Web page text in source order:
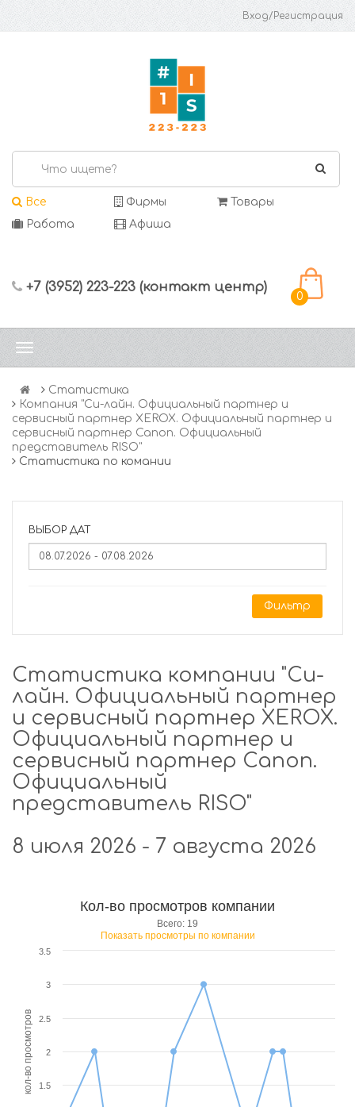
Вход/Регистрация
Все Фирмы
Товары
Работа
Афиша
+7 (3952) 223-223 (контакт центр)
0
Статистика
Компания "Си-лайн. Официальный партнер и
сервисный партнер XEROX. Официальный партнер и
сервисный партнер Canon. Официальный
представитель RISO"
Статистика по комании
ВЫБОР ДАТ
Фильтр
Статистика компании "Си-
лайн. Официальный партнер
и сервисный партнер XEROX.
Официальный партнер и
сервисный партнер Canon.
Официальный
представитель RISO"
8 июля 2026 - 7 августа 2026
кол-во просмотров
Кол-во просмотров компании
Всего: 19
Показать просмотры по компании
1.5
2
2.5
3
3.5